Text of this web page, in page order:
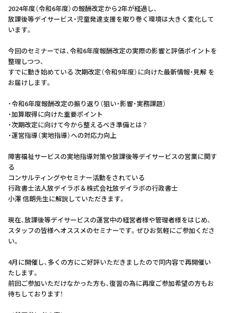
2024年度（令和6年度）の報酬改定から2年が経過し、
放課後等デイサービス・児童発達支援を取り巻く環境は大きく変化して
います。
今回のセミナーでは、令和6年度報酬改定の実際の影響と評価ポイントを
整理しつつ、
すでに動き始めている 次期改定（令和9年度）に向けた最新情報・見解 を
お届けします。
・令和6年度報酬改定の振り返り（狙い・影響・実務課題）
・加算取得に向けた重要ポイント
・次期改定に向けて今から整えるべき準備とは？
・運営指導（実地指導）への対応力向上
障害福祉サービスの実地指導対策や放課後等デイサービスの営業に関す
る
コンサルティングやセミナー活動をされている
行政書士法人放デイラボ＆株式会社放デイラボの行政書士
小澤 信朗先生に解説していただきます。
現在、放課後等デイサービスの運営中の経営者様や管理者様をはじめ、
スタッフの皆様へオススメのセミナーです。ぜひお気軽にご参加くださ
い。
4月に開催し、多くの方にご好評いただきましたので同内容で再開催い
たします。
前回ご参加いただけなかった方も、復習の為に再度ご参加希望の方もお
待ちしております！